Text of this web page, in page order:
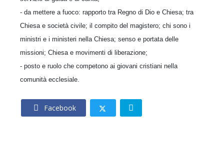
- da mettere a fuoco: rapporto tra Regno di Dio e Chiesa; tra
Chiesa e società civile; il com­pito del magistero; chi sono i
ministri e i mini­steri nella Chiesa; senso e portata delle
missioni; Chiesa e movimenti di liberazione;
- posto e ruolo che competono ai giovani cri­stiani nella
comunità ecclesiale.
Facebook